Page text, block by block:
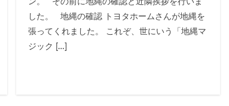
した。 地縄の確認 トヨタホームさんが地縄を
張ってくれました。 これぞ、世にいう「地縄マ
ジック […]